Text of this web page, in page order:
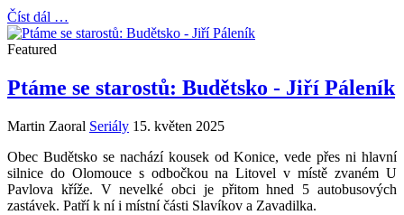
Číst dál …
Featured
Ptáme se starostů: Budětsko - Jiří Páleník
Martin Zaoral Seriály 15. květen 2025
Obec Budětsko se nachází kousek od Konice, vede přes ni hlavní
silnice do Olomouce s odbočkou na Litovel v místě zvaném U
Pavlova kříže. V nevelké obci je přitom hned 5 autobusových
zastávek. Patří k ní i místní části Slavíkov a Zavadilka.